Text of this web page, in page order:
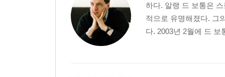
하다. 알랭 드 보통은
적으로 유명해졌다. 그
다. 2003년 2월에 드